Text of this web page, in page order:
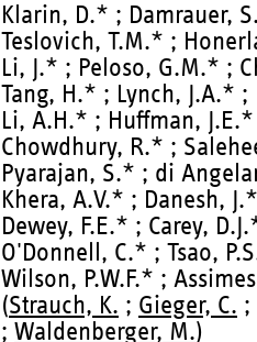
Klarin, D.* ; Damrauer,
Teslovich, T.M.* ;
Li, J.* ; Peloso, G.M.* ;
Tang, H.* ; Lynch, J.A.*
Li, A.H.* ; Huffman,
Chowdhury, R.* ;
Pyarajan, S.* ; di
Khera, A.V.* ; Danesh,
Dewey, F.E.* ; Carey,
O'Donnell, C.* ; Tsao,
Wilson, P.W.F.* ;
(Strauch, K. ; Gieger, C. ;
; Waldenberger, M.)